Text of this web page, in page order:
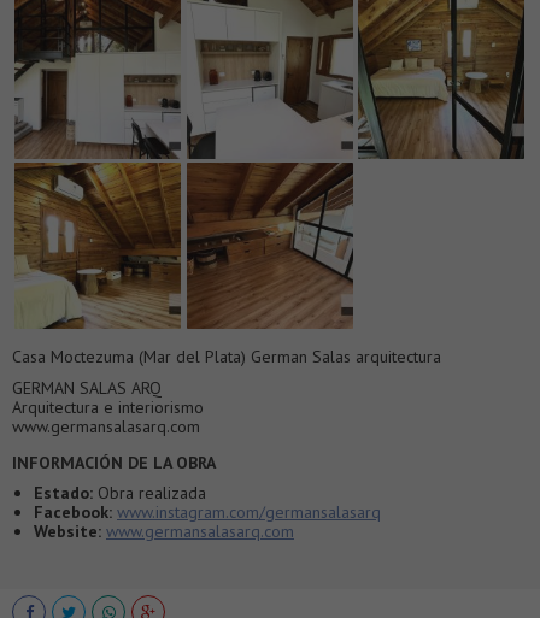
Casa Moctezuma (Mar del Plata) German Salas arquitectura
GERMAN SALAS ARQ
Arquitectura e interiorismo
www.germansalasarq.com
INFORMACIÓN DE LA OBRA
Estado: Obra realizada
Facebook: www.instagram.com/germansalasarq
Website: www.germansalasarq.com